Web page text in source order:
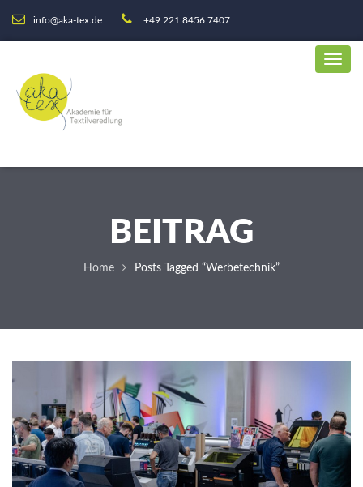
info@aka-tex.de +49 221 8456 7407
BEITRAG
Home Posts Tagged “Werbetechnik”